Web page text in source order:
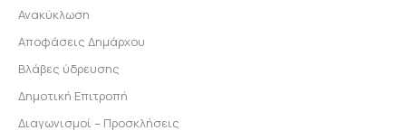
Ανακύκλωση
Αποφάσεις Δημάρχου
Βλάβες ύδρευσης
Δημοτική Επιτροπή
Διαγωνισμοί – Προσκλήσεις